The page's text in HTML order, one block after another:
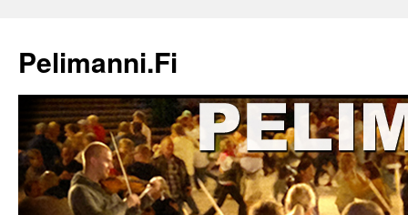
Pelimanni.Fi